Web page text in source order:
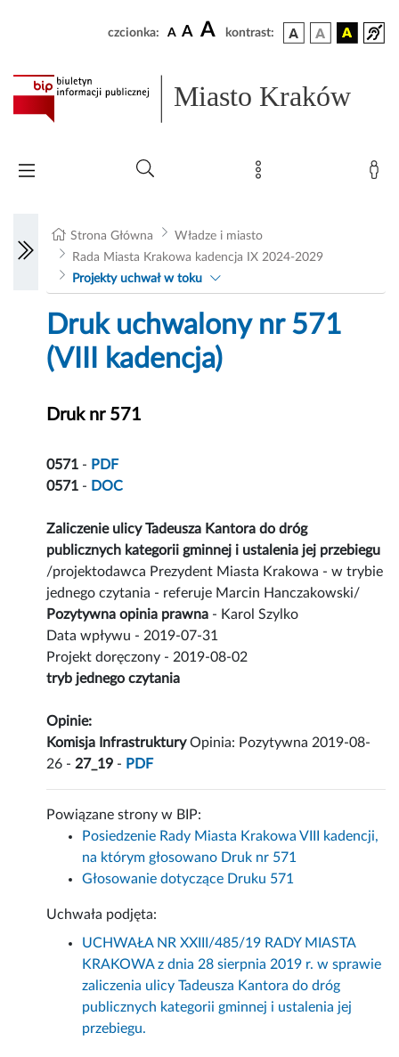
czcionka: A A A kontrast:
Miasto Kraków
Strona Główna
Władze i miasto
Rada Miasta Krakowa kadencja IX 2024-2029
Projekty uchwał w toku
Druk uchwalony nr 571
(VIII kadencja)
Druk nr 571
0571 - PDF
0571 - DOC
Zaliczenie ulicy Tadeusza Kantora do dróg
publicznych kategorii gminnej i ustalenia jej przebiegu
/projektodawca Prezydent Miasta Krakowa - w trybie
jednego czytania - referuje Marcin Hanczakowski/
Pozytywna opinia prawna - Karol Szylko
Data wpływu - 2019-07-31
Projekt doręczony - 2019-08-02
tryb jednego czytania
Opinie:
Komisja InfrastrukturyOpinia: Pozytywna 2019-08-
26 - 27_19 - PDF
Powiązane strony w BIP:
Posiedzenie Rady Miasta Krakowa VIII kadencji,
na którym głosowano Druk nr 571
Głosowanie dotyczące Druku 571
Uchwała podjęta:
UCHWAŁA NR XXIII/485/19 RADY MIASTA
KRAKOWA z dnia 28 sierpnia 2019 r. w sprawie
zaliczenia ulicy Tadeusza Kantora do dróg
publicznych kategorii gminnej i ustalenia jej
przebiegu.